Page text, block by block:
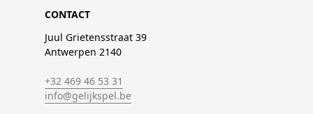
CONTACT
Juul Grietensstraat 39
Antwerpen 2140
+32 469 46 53 31
info@gelijkspel.be